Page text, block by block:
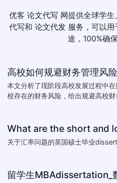
优客 论文代写 网提供全球学
代写和 论文代发 服务，可以
途，100%确
本文分析了现阶段高校发展过程中
校存在的财务风险，给出规避高校财
关于汇率问题的英国硕士毕业